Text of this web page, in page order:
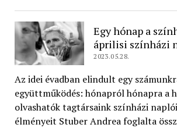
Egy hónap a
áprilisi színházi
2023.05.28.
Az idei évadban elindult egy
együttműködés: hónapról hónapra a
olvashatók tagtársaink színházi
élményeit Stuber Andrea foglalta